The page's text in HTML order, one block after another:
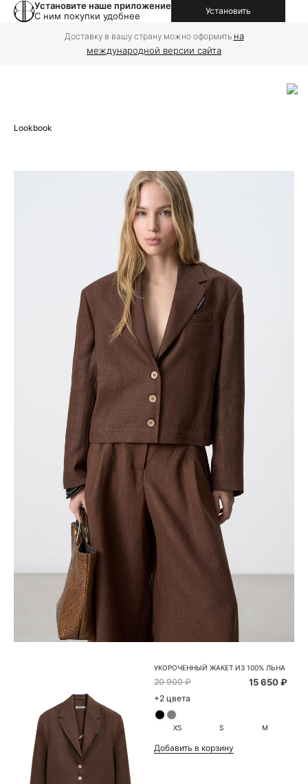
Установите наше приложение
С ним покупки удобнее
Установить
Доставку в вашу страну можно оформить на
международной версии сайта
Lookbook
УКОРОЧЕННЫЙ ЖАКЕТ ИЗ 100% ЛЬНА
20 900 ₽ 15 650 ₽
+2 цвета
XS S M
Добавить в корзину